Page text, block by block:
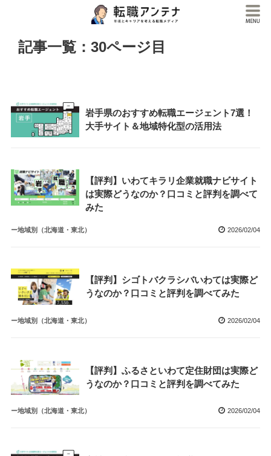
記事一覧：30ページ目
岩手県のおすすめ転職エージェント7選！
大手サイト＆地域特化型の活用法
【評判】いわてキラリ企業就職ナビサイト
は実際どうなのか？口コミと評判を調べて
みた
ー地域別（北海道・東北） 2026/02/04
【評判】シゴトバクラシバいわては実際ど
うなのか？口コミと評判を調べてみた
ー地域別（北海道・東北） 2026/02/04
【評判】ふるさといわて定住財団は実際ど
うなのか？口コミと評判を調べてみた
ー地域別（北海道・東北） 2026/02/04